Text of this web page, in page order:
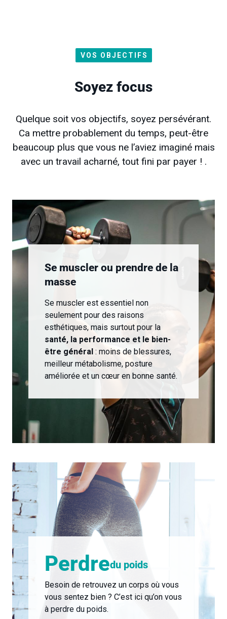
VOS OBJECTIFS
Soyez focus
Quelque soit vos objectifs, soyez persévérant.
Ca mettre probablement du temps, peut-être
beaucoup plus que vous ne l’aviez imaginé mais
avec un travail acharné, tout fini par payer ! .
Se muscler ou prendre de la
masse
Se muscler est essentiel non
seulement pour des raisons
esthétiques, mais surtout pour la
santé, la performance et le bien-
être général : moins de blessures,
meilleur métabolisme, posture
améliorée et un cœur en bonne santé.
Perdredu poids
Besoin de retrouvez un corps où vous
vous sentez bien ? C’est ici qu’on vous
à perdre du poids.